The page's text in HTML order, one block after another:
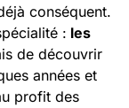
conséquent.
: les
de découvrir
années et
profit des